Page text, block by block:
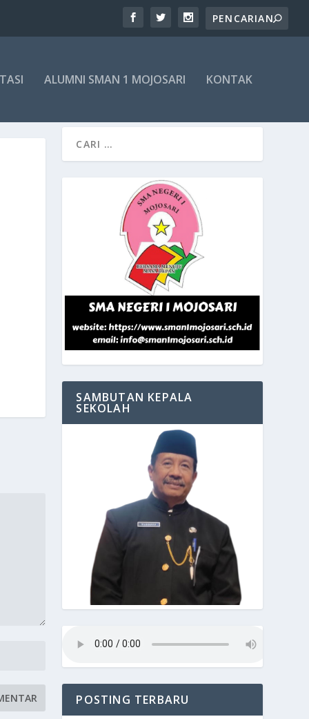
ALUMNI SMAN 1 MOJOSARI KONTAK
SAMBUTAN KEPALA
SEKOLAH
POSTING TERBARU